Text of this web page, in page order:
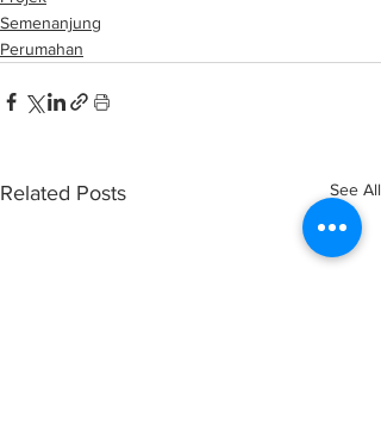
Semenanjung
Perumahan
Related Posts See All